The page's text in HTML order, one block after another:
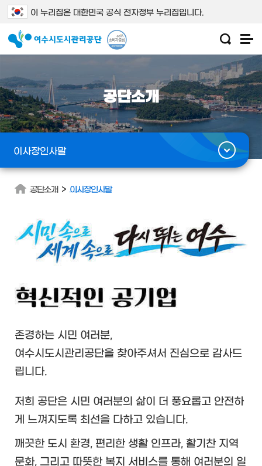
이 누리집은 대한민국 공식 전자정부 누리집입니다.
공단소개
이사장인사말
공단소개 > 이사장인사말
존경하는 시민 여러분,
여수시도시관리공단을 찾아주셔서 진심으로 감사드
립니다.
저희 공단은 시민 여러분의 삶이 더 풍요롭고 안전하
게 느껴지도록 최선을 다하고 있습니다.
깨끗한 도시 환경, 편리한 생활 인프라, 활기찬 지역
문화,
그리고 따뜻한 복지 서비스를 통해 여러분의 일